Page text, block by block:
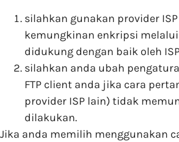
silahkan gunakan provider
kemungkinan enkripsi
didukung dengan baik oleh
silahkan anda ubah
FTP client anda jika cara
provider ISP lain) tidak
dilakukan.
Jika anda memilih menggunakan